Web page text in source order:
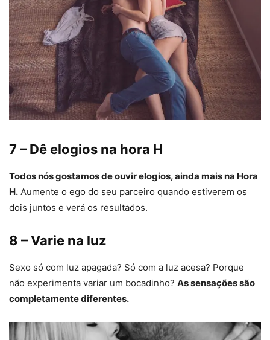
7 – Dê elogios na hora H
Todos nós gostamos de ouvir elogios, ainda mais na Hora
H. Aumente o ego do seu parceiro quando estiverem os
dois juntos e verá os resultados.
8 – Varie na luz
Sexo só com luz apagada? Só com a luz acesa? Porque
não experimenta variar um bocadinho? As sensações são
completamente diferentes.